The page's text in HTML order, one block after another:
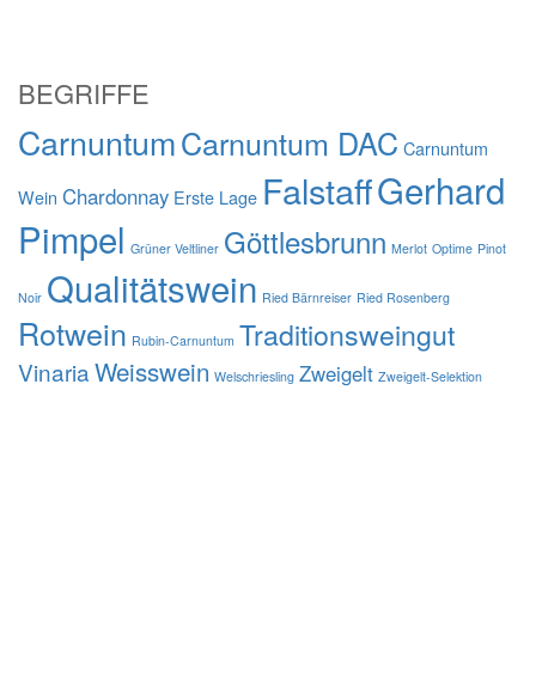
BEGRIFFE
CarnuntumCarnuntum DAC Carnuntum
Wein Chardonnay Erste Lage FalstaffGerhard
Pimpel Grüner Veltliner Göttlesbrunn Merlot Optime Pinot
Noir Qualitätswein Ried Bärnreiser Ried Rosenberg
Rotwein Rubin-Carnuntum Traditionsweingut
VinariaWeisswein Welschriesling Zweigelt Zweigelt-Selektion